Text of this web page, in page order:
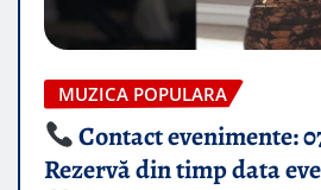
MUZICA POPULARA
Contact evenimente:
Rezervă din timp data